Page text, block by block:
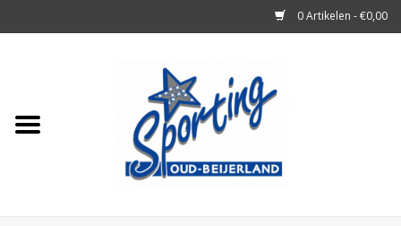
0 Artikelen - €0,00
Tennisrackets